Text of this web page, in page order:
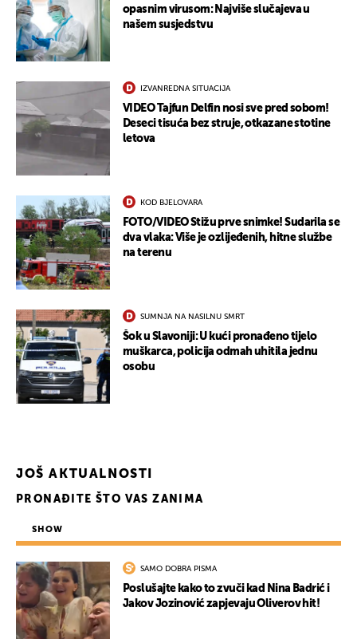
opasnim virusom: Najviše slučajeva u
našem susjedstvu
IZVANREDNA SITUACIJA
VIDEO Tajfun Delfin nosi sve pred sobom!
Deseci tisuća bez struje, otkazane stotine
letova
KOD BJELOVARA
FOTO/VIDEO Stižu prve snimke! Sudarila se
dva vlaka: Više je ozlijeđenih, hitne službe
na terenu
SUMNJA NA NASILNU SMRT
Šok u Slavoniji: U kući pronađeno tijelo
muškarca, policija odmah uhitila jednu
osobu
JOŠ AKTUALNOSTI
PRONAĐITE ŠTO VAS ZANIMA
SHOW
SAMO DOBRA PISMA
Poslušajte kako to zvuči kad Nina Badrić i
Jakov Jozinović zapjevaju Oliverov hit!
UKLJUČITE NOTIFIKACIJE